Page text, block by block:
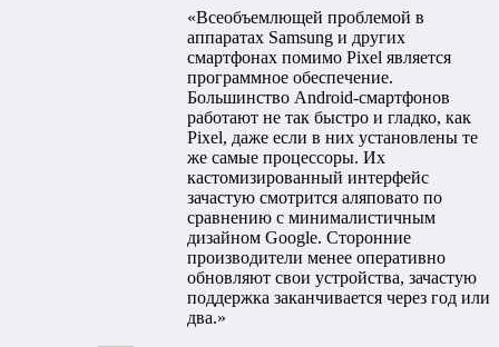
«Всеобъемлющей проблемой в
аппаратах Samsung и других
смартфонах помимо Pixel является
программное обеспечение.
Большинство Android-смартфонов
работают не так быстро и гладко, как
Pixel, даже если в них установлены те
же самые процессоры. Их
кастомизированный интерфейс
зачастую смотрится аляповато по
сравнению с минималистичным
дизайном Google. Сторонние
производители менее оперативно
обновляют свои устройства, зачастую
поддержка заканчивается через год или
два.»